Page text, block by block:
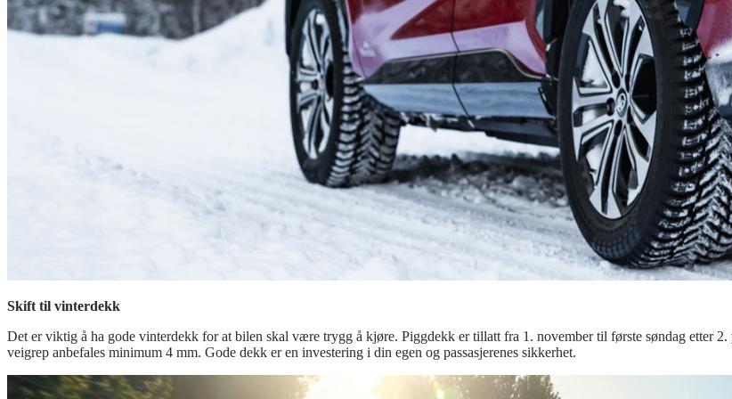
Skift til vinterdekk
Det er viktig å ha gode vinterdekk for at bilen skal være trygg å kjøre. Piggdekk er tillatt fra 1. november til første søndag etter
veigrep anbefales minimum 4 mm. Gode dekk er en investering i din egen og passasjerenes sikkerhet.